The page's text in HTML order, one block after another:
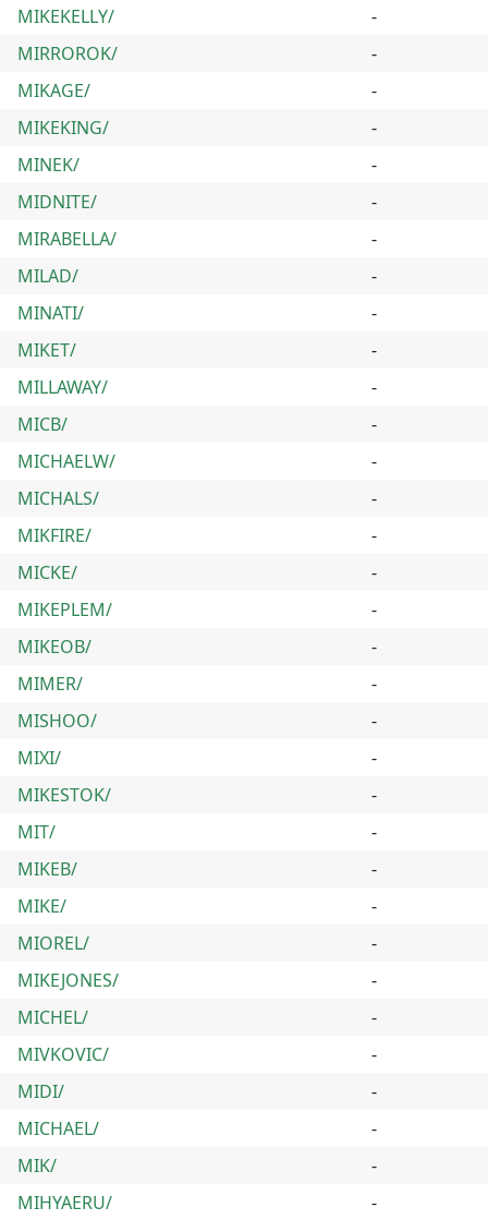
MIKEKELLY/
-
MIRROROK/
-
MIKAGE/
-
MIKEKING/
-
MINEK/
-
MIDNITE/
-
MIRABELLA/
-
MILAD/
-
MINATI/
-
MIKET/
-
MILLAWAY/
-
MICB/
-
MICHAELW/
-
MICHALS/
-
MIKFIRE/
-
MICKE/
-
MIKEPLEM/
-
MIKEOB/
-
MIMER/
-
MISHOO/
-
MIXI/
-
MIKESTOK/
-
MIT/
-
MIKEB/
-
MIKE/
-
MIOREL/
-
MIKEJONES/
-
MICHEL/
-
MIVKOVIC/
-
MIDI/
-
MICHAEL/
-
MIK/
-
MIHYAERU/
-